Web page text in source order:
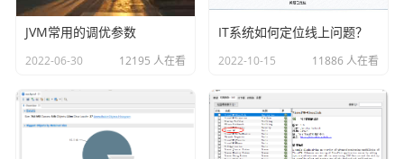
JVM常用的调优参数
2022-06-30 12195 人在看
IT系统如何定位线上问题？
2022-10-15 11886 人在看